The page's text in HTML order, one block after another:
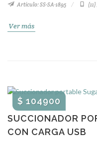
Artículo: SS-SA-1895
Ver más
SUCCIONADOR
CON CARGA USB
$ 104900